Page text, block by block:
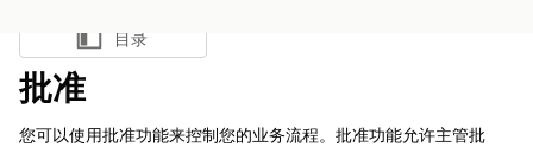
显示目录
目录
批准
您可以使用批准功能来控制您的业务流程。批准功能允许主管批